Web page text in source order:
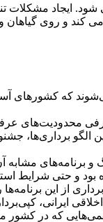
ایجاد مشکلات
و روی گیاهان و
که کشورهای
محدودیت‌ها‌ی
الگو
و برنامه‌ها‌ی
و حتی شرایط
از این
ایرانی،
که در